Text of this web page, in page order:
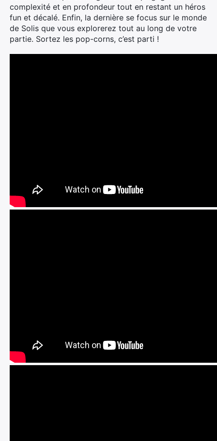
complexité et en profondeur tout en restant un héros
fun et décalé. Enfin, la dernière se focus sur le monde
de Solis que vous explorerez tout au long de votre
partie. Sortez les pop-corns, c’est parti !